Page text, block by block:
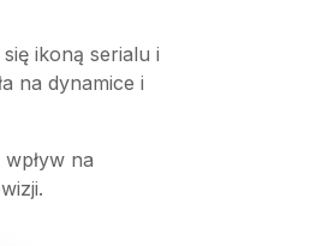
ikoną serialu i
na dynamice i
na